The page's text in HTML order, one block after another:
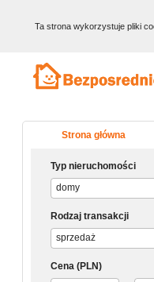
Ta strona wykorzystuje pliki
Strona główna
Typ nieruchomości
domy
Rodzaj transakcji
sprzedaż
Cena (PLN)